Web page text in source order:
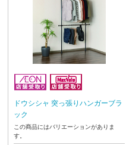
ドウシシャ 突っ張りハンガーブラ
ック
この商品にはバリエーションがありま
す。